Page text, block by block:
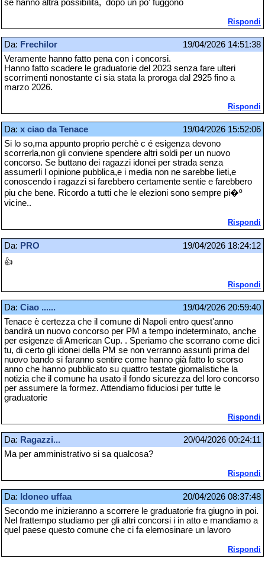
se hanno altra possibilità, dopo un po' fuggono
Rispondi
Da: Frechilor
19/04/2026 14:51:38
Veramente hanno fatto pena con i concorsi.
Hanno fatto scadere le graduatorie del 2023 senza fare ulteri
scorrimenti nonostante ci sia stata la proroga dal 2925 fino a
marzo 2026.
Rispondi
Da: x ciao da Tenace
19/04/2026 15:52:06
Si lo so,ma appunto proprio perchè c é esigenza devono
scorrerla,non gli conviene spendere altri soldi per un nuovo
concorso. Se buttano dei ragazzi idonei per strada senza
assumerli l opinione pubblica,e i media non ne sarebbe lieti,e
conoscendo i ragazzi si farebbero certamente sentie e farebbero
piu che bene. Ricordo a tutti che le elezioni sono sempre pi�º
vicine..
Rispondi
Da: PRO
19/04/2026 18:24:12
👍
Rispondi
Da: Ciao ......
19/04/2026 20:59:40
Tenace è certezza che il comune di Napoli entro quest'anno
bandirà un nuovo concorso per PM a tempo indeterminato, anche
per esigenze di American Cup. . Speriamo che scorrano come dici
tu, di certo gli idonei della PM se non verranno assunti prima del
nuovo bando si faranno sentire come hanno già fatto lo scorso
anno che hanno pubblicato su quattro testate giornalistiche la
notizia che il comune ha usato il fondo sicurezza del loro concorso
per assumere la formez. Attendiamo fiduciosi per tutte le
graduatorie
Rispondi
Da: Ragazzi...
20/04/2026 00:24:11
Ma per amministrativo si sa qualcosa?
Rispondi
Da: Idoneo uffaa
20/04/2026 08:37:48
Secondo me inizieranno a scorrere le graduatorie fra giugno in poi.
Nel frattempo studiamo per gli altri concorsi i in atto e mandiamo a
quel paese questo comune che ci fa elemosinare un lavoro
Rispondi